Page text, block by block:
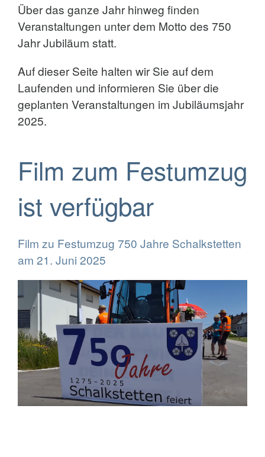
Über das ganze Jahr hinweg finden
Veranstaltungen unter dem Motto des 750
Jahr Jubiläum statt.
Auf dieser Seite halten wir Sie auf dem
Laufenden und informieren Sie über die
geplanten Veranstaltungen im Jubiläumsjahr
2025.
Film zum Festumzug
ist verfügbar
Film zu Festumzug 750 Jahre Schalkstetten
am 21. Juni 2025